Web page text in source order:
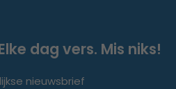
dag vers. Mis niks!
nieuwsbrief